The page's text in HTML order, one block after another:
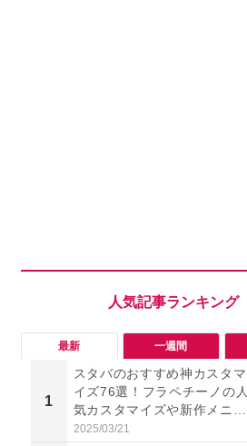
最新 一週間
1
スタバのおすすめ神カスタマ
イズ76選！フラペチーノの人
気カスタマイズや新作メニュ
ー紹介《2025年春最新版》
2025/03/21